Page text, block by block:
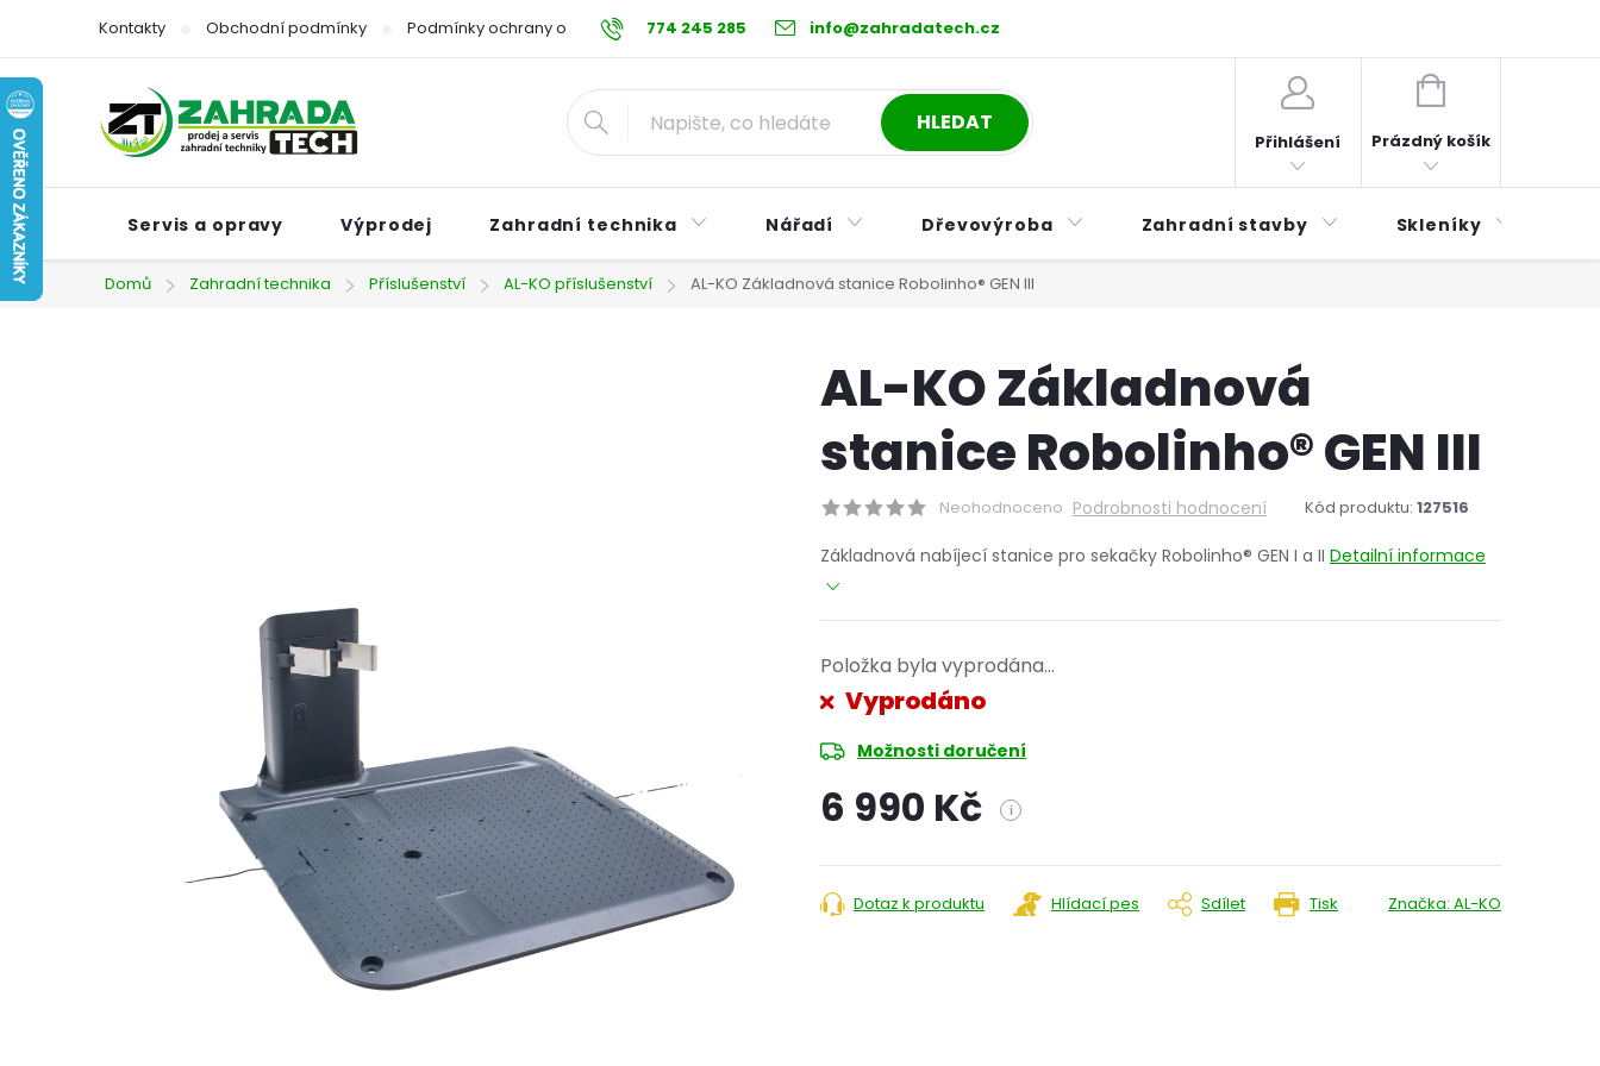
obsah
774 245 285 info@zahradatech.cz
Kontakty Obchodní podmínky Podmínky ochrany osobních údajů Reklamační řád Postup při nákupu na splátky ESSOX
HLEDAT
Přihlášení
NÁKUPNÍ
Prázdný košík
Servis a opravy Výprodej Zahradní technika Nářadí Dřevovýroba Zahradní stavby Skleníky
Domů Zahradní technika Příslušenství AL-KO příslušenství AL-KO Základnová stanice Robolinho® GEN III
AL-KO Základnová
stanice Robolinho® GEN III
Neohodnoceno Podrobnosti hodnocení Kód produktu: 127516
Základnová nabíjecí stanice pro sekačky Robolinho® GEN I a II Detailní informace
Položka byla vyprodána…
Vyprodáno
Možnosti doručení
6 990 Kč i
cena:
Tisk
Dotaz k produktu Hlídací pes Sdílet Značka: AL-KO